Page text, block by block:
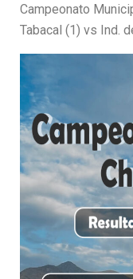
Campeonato
Tabacal (1) vs Ind.